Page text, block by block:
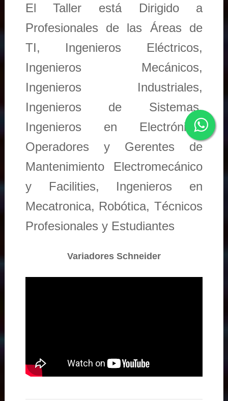
El Taller está Dirigido a
Profesionales de las Áreas de
TI, Ingenieros Eléctricos,
Ingenieros Mecánicos,
Ingenieros Industriales,
Ingenieros de Sistemas,
Ingenieros en Electrónica,
Operadores y Gerentes de
Mantenimiento Electromecánico
y Facilities, Ingenieros en
Mecatronica, Robótica, Técnicos
Profesionales y Estudiantes
Variadores Schneider